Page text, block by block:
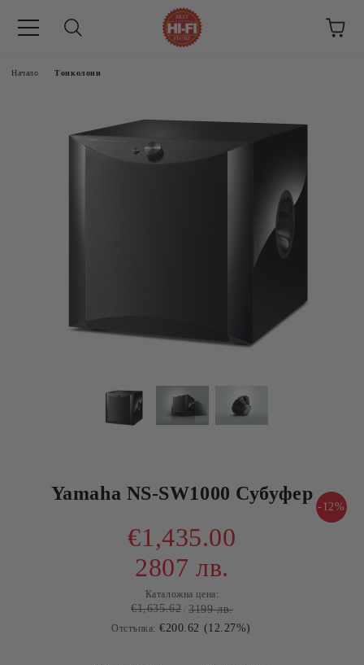
Начало Тонколони
Yamaha NS-SW1000 Субуфер
-12%
€1,435.00
2807 лв.
Каталожна цена:
€1,635.62 3199 лв.
Отстъпка: €200.62 (12.27%)